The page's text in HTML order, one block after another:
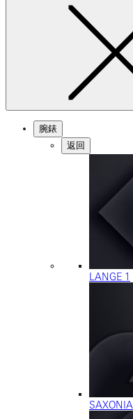
腕錶
返回
LANGE 1
SAXONIA